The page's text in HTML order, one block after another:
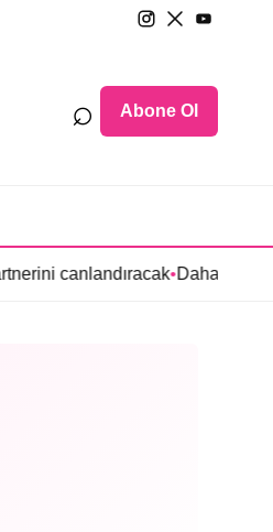
⌕ Abone Ol
•Daha 17’ye Emir